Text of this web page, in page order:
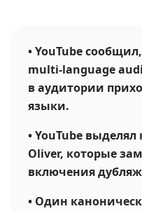
•YouTube
multi-language
в аудитории
языки.
•YouTube
Oliver, которые
включения
• Один